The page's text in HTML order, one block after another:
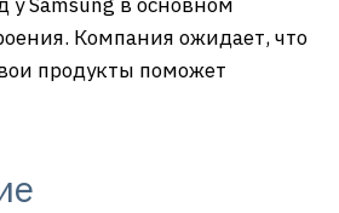
Компания ожидает, что
продукты поможет